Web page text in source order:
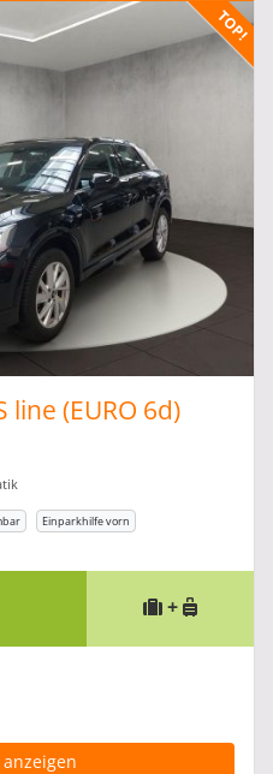
line (EURO 6d)
Einparkhilfe vorn
+